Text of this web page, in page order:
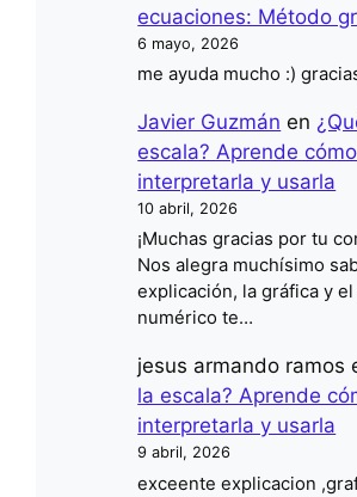
ecuaciones: Método
6 mayo, 2026
me ayuda mucho :)
Javier Guzmán en
escala? Aprende
interpretarla y usarla
10 abril, 2026
¡Muchas gracias por tu
Nos alegra muchísimo
explicación, la gráfica y
numérico te…
jesus armando ramos
la escala? Aprende
interpretarla y usarla
9 abril, 2026
exceente explicacion